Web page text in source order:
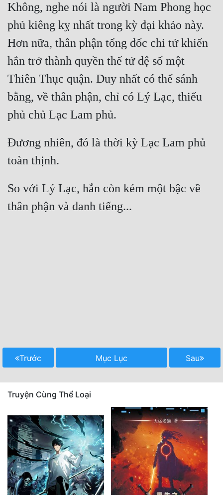
Không, nghe nói là người Nam Phong học
phủ kiêng kỵ nhất trong kỳ đại khảo này.
Hơn nữa, thân phận tổng đốc chi tử khiến
hắn trở thành quyền thế tử đệ số một
Thiên Thục quận. Duy nhất có thể sánh
bằng, về thân phận, chỉ có Lý Lạc, thiếu
Đương nhiên, đó là thời kỳ Lạc Lam phủ
So với Lý Lạc, hắn còn kém một bậc về
Trước Mục Lục Sau
Truyện Cùng Thể Loại